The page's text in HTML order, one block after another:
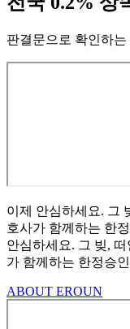
판결문으로 확인하는
이제 안심하세요. 그
호사가 함께하는 한
안심하세요. 그 빚,
가 함께하는 한정승
ABOUT EROUN